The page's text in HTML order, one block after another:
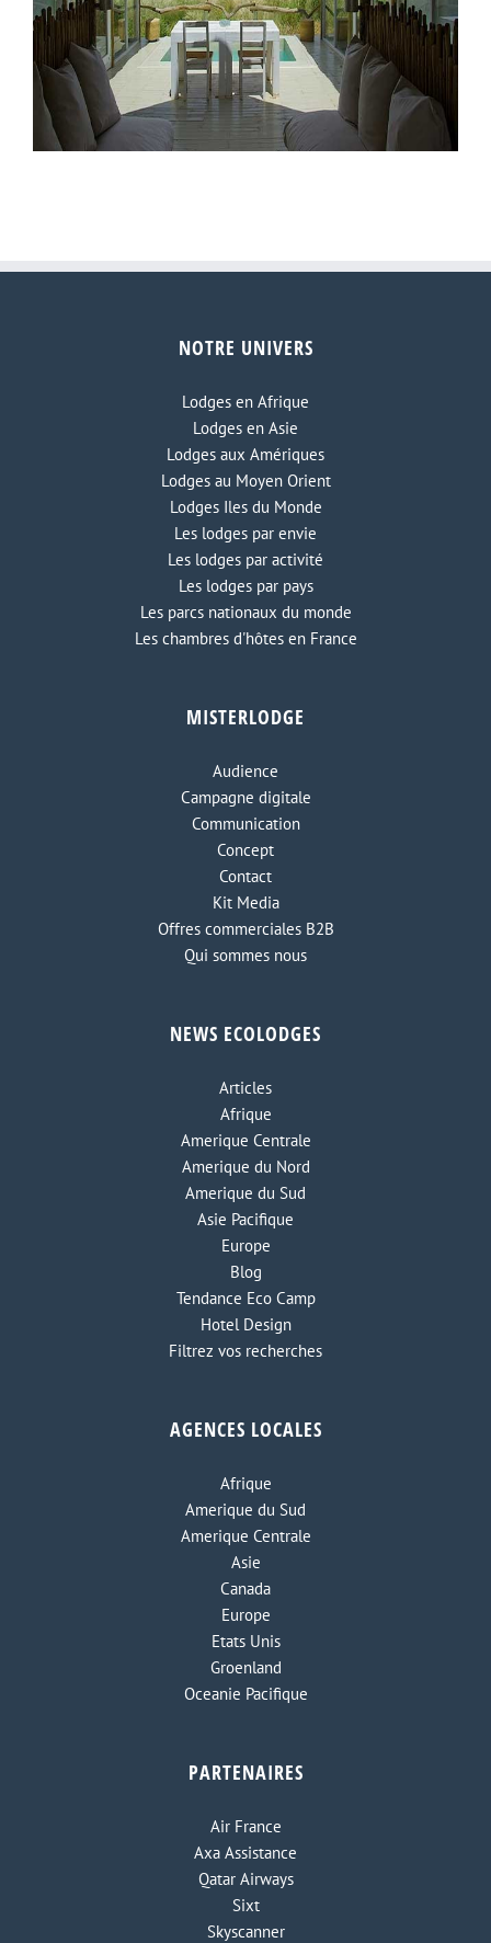
NOTRE UNIVERS
Lodges en Afrique
Lodges en Asie
Lodges aux Amériques
Lodges au Moyen Orient
Lodges Iles du Monde
Les lodges par envie
Les lodges par activité
Les lodges par pays
Les parcs nationaux du monde
Les chambres d'hôtes en France
MISTERLODGE
Audience
Campagne digitale
Communication
Concept
Contact
Kit Media
Offres commerciales B2B
Qui sommes nous
NEWS ECOLODGES
Articles
Afrique
Amerique Centrale
Amerique du Nord
Amerique du Sud
Asie Pacifique
Europe
Blog
Tendance Eco Camp
Hotel Design
Filtrez vos recherches
AGENCES LOCALES
Afrique
Amerique du Sud
Amerique Centrale
Asie
Canada
Europe
Etats Unis
Groenland
Oceanie Pacifique
PARTENAIRES
Air France
Axa Assistance
Qatar Airways
Sixt
Skyscanner